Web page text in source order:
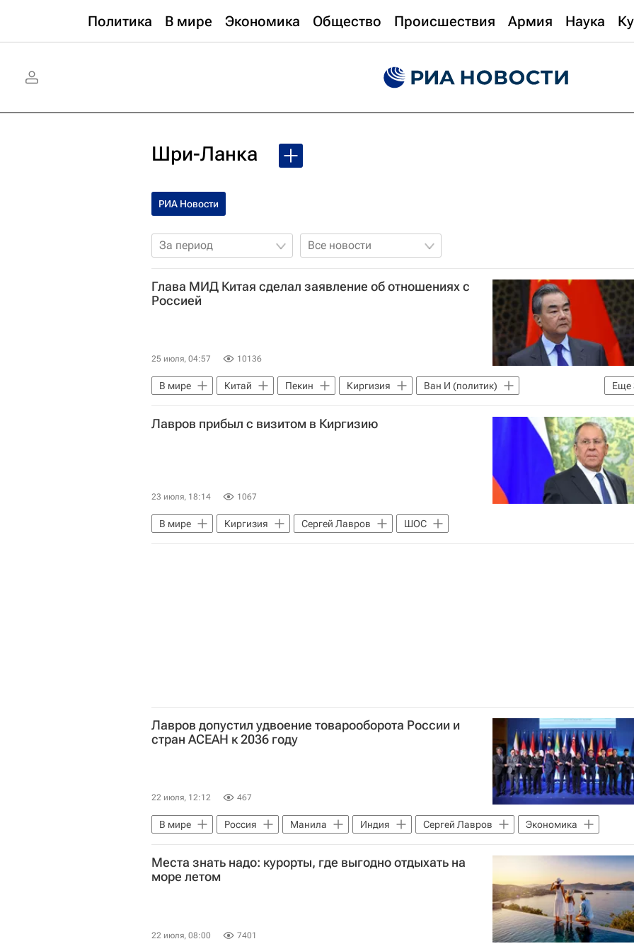
Политика В мире Экономика Общество Происшествия Армия Наука
Шри-Ланка
РИА Новости
За период Все новости
Глава МИД Китая сделал заявление об отношениях с
Россией
25 июля, 04:57 10136
Еще
В мире Китай Пекин Киргизия
Ван И (политик)
Сергей Лавров
ШОС ООН
Лавров прибыл с визитом в Киргизию
23 июля, 18:14 1067
В мире Киргизия Сергей Лавров ШОС
Лавров допустил удвоение товарооборота России и
стран АСЕАН к 2036 году
22 июля, 12:12 467
В мире Россия Манила Индия Сергей Лавров Экономика
Места знать надо: курорты, где выгодно отдыхать на
море летом
22 июля, 08:00 7401